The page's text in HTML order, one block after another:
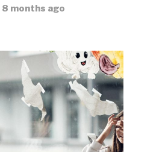
8 months ago